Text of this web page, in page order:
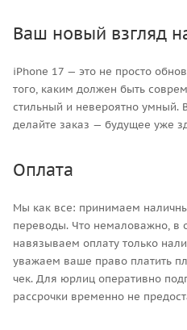
Ваш новый взгляд
iPhone 17 — это не просто
того, каким должен быть
стильный и невероятно умный.
делайте заказ — будущее уже
Оплата
Мы как все: принимаем
переводы. Что немаловажно, в
навязываем оплату только
уважаем ваше право платить
чек. Для юрлиц оперативно
рассрочки временно не